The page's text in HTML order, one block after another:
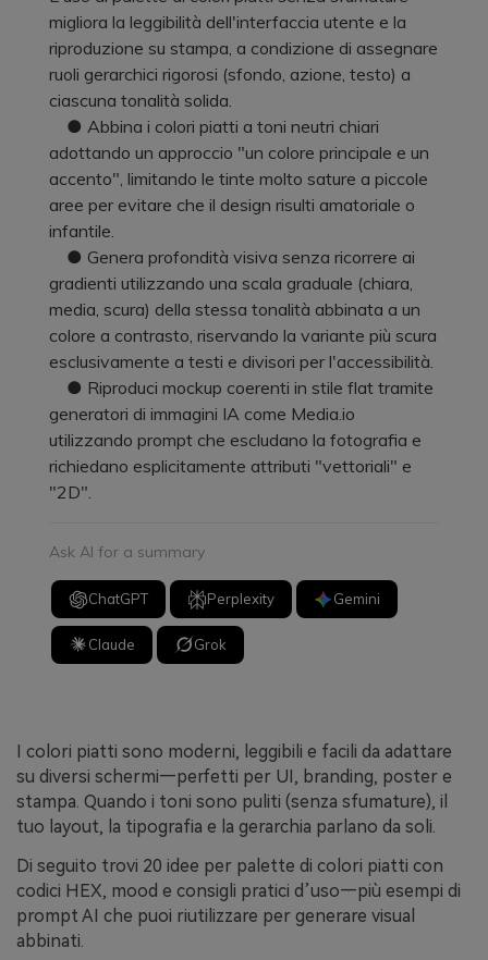
migliora la leggibilità dell'interfaccia utente e la
riproduzione su stampa, a condizione di assegnare
ruoli gerarchici rigorosi (sfondo, azione, testo) a
ciascuna tonalità solida.
● Abbina i colori piatti a toni neutri chiari
adottando un approccio "un colore principale e un
accento", limitando le tinte molto sature a piccole
aree per evitare che il design risulti amatoriale o
infantile.
● Genera profondità visiva senza ricorrere ai
gradienti utilizzando una scala graduale (chiara,
media, scura) della stessa tonalità abbinata a un
colore a contrasto, riservando la variante più scura
esclusivamente a testi e divisori per l'accessibilità.
● Riproduci mockup coerenti in stile flat tramite
generatori di immagini IA come Media.io
utilizzando prompt che escludano la fotografia e
richiedano esplicitamente attributi "vettoriali" e
"2D".
Ask AI for a summary
ChatGPT Perplexity Gemini
Claude Grok
I colori piatti sono moderni, leggibili e facili da adattare
su diversi schermi—perfetti per UI, branding, poster e
stampa. Quando i toni sono puliti (senza sfumature), il
tuo layout, la tipografia e la gerarchia parlano da soli.
Di seguito trovi 20 idee per palette di colori piatti con
codici HEX, mood e consigli pratici d’uso—più esempi di
prompt AI che puoi riutilizzare per generare visual
abbinati.